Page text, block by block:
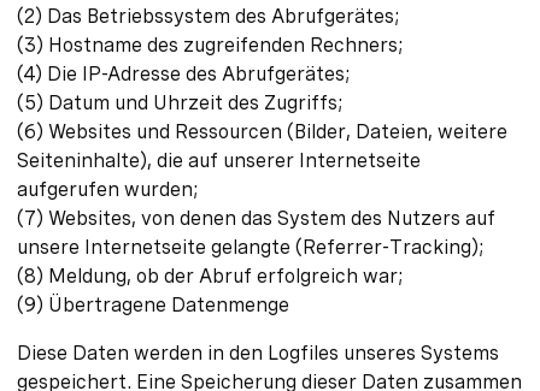
(2) Das Betriebssystem des Abrufgerätes;
(3) Hostname des zugreifenden Rechners;
(4) Die IP-Adresse des Abrufgerätes;
(5) Datum und Uhrzeit des Zugriffs;
(6) Websites und Ressourcen (Bilder, Dateien, weitere
Seiteninhalte), die auf unserer Internetseite
aufgerufen wurden;
(7) Websites, von denen das System des Nutzers auf
unsere Internetseite gelangte (Referrer-Tracking);
(8) Meldung, ob der Abruf erfolgreich war;
(9) Übertragene Datenmenge
Diese Daten werden in den Logfiles unseres Systems
gespeichert. Eine Speicherung dieser Daten zusammen